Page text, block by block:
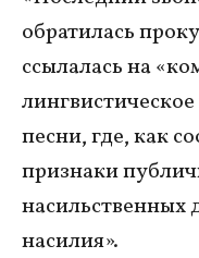
обратилась
ссылалась на
песни, где, как
признаки
насильственных
насилия».